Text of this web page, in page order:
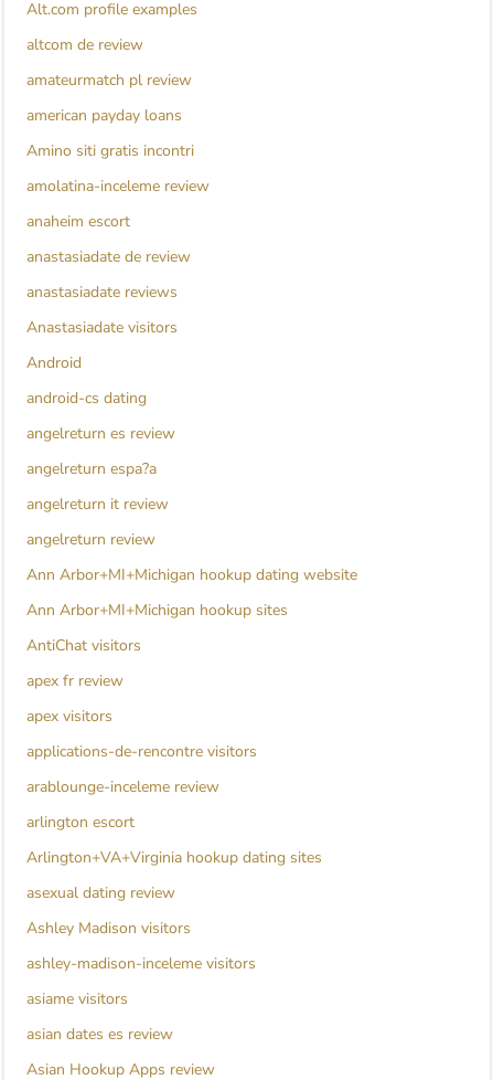
Alt.com profile examples
altcom de review
amateurmatch pl review
american payday loans
Amino siti gratis incontri
amolatina-inceleme review
anaheim escort
anastasiadate de review
anastasiadate reviews
Anastasiadate visitors
Android
android-cs dating
angelreturn es review
angelreturn espa?a
angelreturn it review
angelreturn review
Ann Arbor+MI+Michigan hookup dating website
Ann Arbor+MI+Michigan hookup sites
AntiChat visitors
apex fr review
apex visitors
applications-de-rencontre visitors
arablounge-inceleme review
arlington escort
Arlington+VA+Virginia hookup dating sites
asexual dating review
Ashley Madison visitors
ashley-madison-inceleme visitors
asiame visitors
asian dates es review
Asian Hookup Apps review